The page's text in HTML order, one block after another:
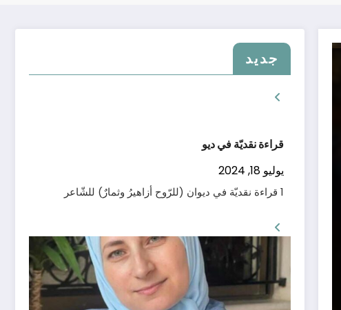
جديد
قراءة سيميائيّة في
يوليو 18, 2024